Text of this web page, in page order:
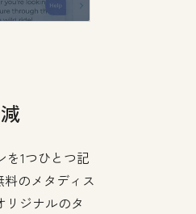
1つひとつ記
のメタディス
ジナルのタ